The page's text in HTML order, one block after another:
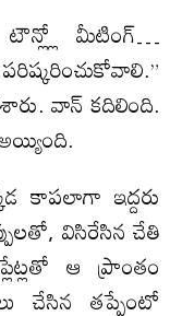
టౌన్ల్లో మీటింగ్…
వాన్ కదిలింది.
కాపలాగా ఇద్దరు
విసిరేసిన చేతి
ఆ ప్రాంతం
చేసిన తప్పేంటో